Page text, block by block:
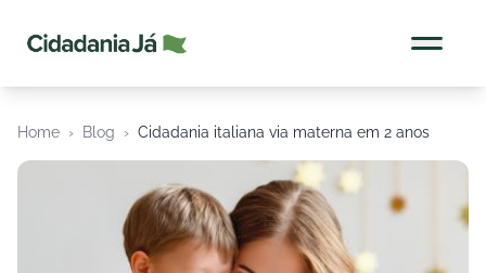
Home › Blog › Cidadania italiana via materna em 2 anos